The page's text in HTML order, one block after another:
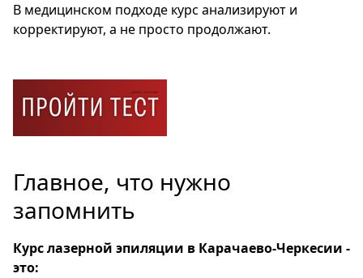
В медицинском подходе курс анализируют и
корректируют, а не просто продолжают.
Главное, что нужно
запомнить
Курс лазерной эпиляции в Карачаево-Черкесии -
это: